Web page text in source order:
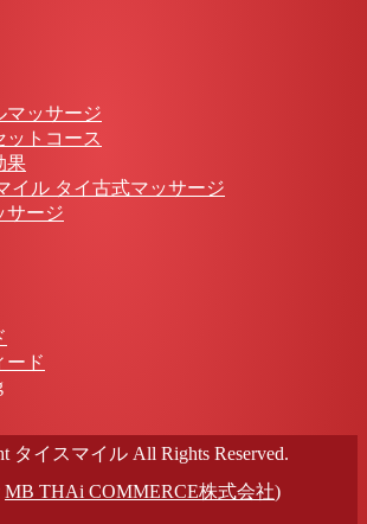
マッサージ
ットコース
果
イル タイ古式マッサージ
サージ
ード
タイスマイル All Rights Reserved.
MB THAi COMMERCE株式会社)